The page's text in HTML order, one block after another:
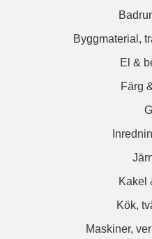
Byggmaterial,
El &
Färg
Kakel
Kök,
Maskiner,